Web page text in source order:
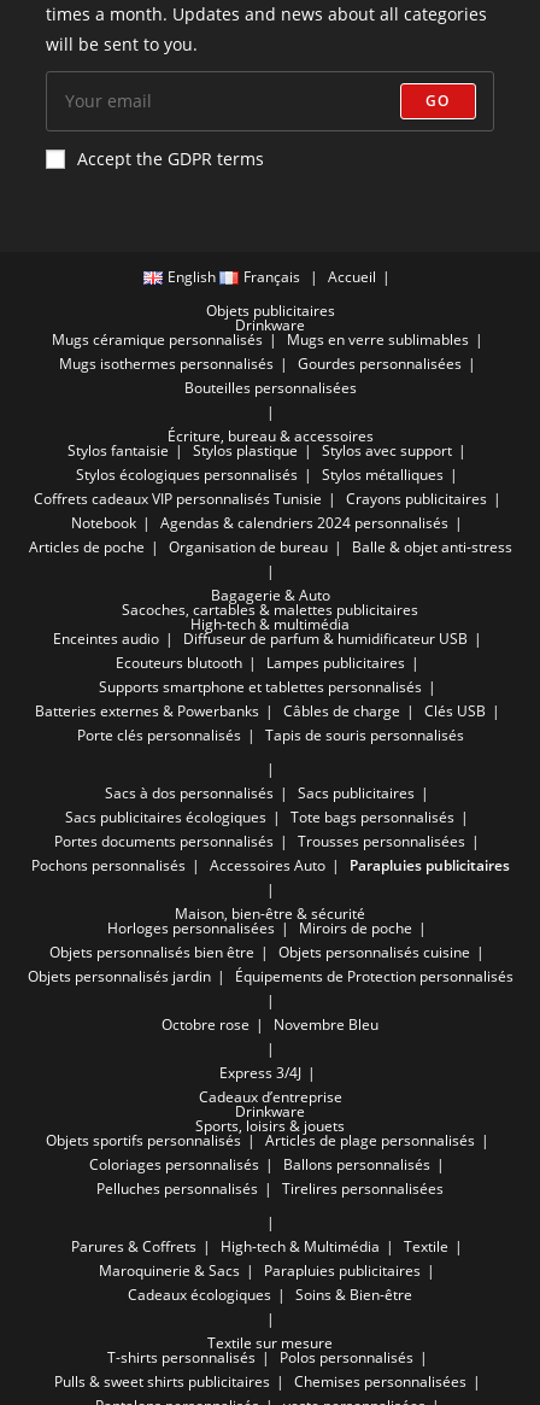
times a month. Updates and news about all categories
will be sent to you.
GO
Accept the GDPR terms
English Français
Accueil
Objets publicitaires
Drinkware
Mugs céramique personnalisés
Mugs en verre sublimables
Mugs isothermes personnalisés
Gourdes personnalisées
Bouteilles personnalisées
Écriture, bureau & accessoires
Stylos fantaisie Stylos plastique
Stylos avec support
Stylos écologiques personnalisés
Stylos métalliques
Coffrets cadeaux VIP personnalisés Tunisie
Crayons publicitaires
Notebook
Agendas & calendriers 2024 personnalisés
Articles de poche
Organisation de bureau Balle & objet anti-stress
Bagagerie & Auto
Sacoches, cartables & malettes publicitaires
High-tech & multimédia
Enceintes audio
Diffuseur de parfum & humidificateur USB
Ecouteurs blutooth
Lampes publicitaires
Supports smartphone et tablettes personnalisés
Batteries externes & Powerbanks
Câbles de charge
Clés USB
Porte clés personnalisés
Tapis de souris personnalisés
Sacs à dos personnalisés
Sacs publicitaires
Sacs publicitaires écologiques
Tote bags personnalisés
Portes documents personnalisés
Trousses personnalisées
Pochons personnalisés
Accessoires Auto Parapluies publicitaires
Maison, bien-être & sécurité
Horloges personnalisées
Miroirs de poche
Objets personnalisés bien être
Objets personnalisés cuisine
Objets personnalisés jardin
Équipements de Protection personnalisés
Octobre rose Novembre Bleu
Express 3/4J
Cadeaux d’entreprise
Drinkware
Sports, loisirs & jouets
Objets sportifs personnalisés
Articles de plage personnalisés
Coloriages personnalisés
Ballons personnalisés
Pelluches personnalisés
Tirelires personnalisées
Parures & Coffrets High-tech & Multimédia
Textile
Maroquinerie & Sacs
Parapluies publicitaires
Cadeaux écologiques
Soins & Bien-être
Textile sur mesure
T-shirts personnalisés
Polos personnalisés
Pulls & sweet shirts publicitaires
Chemises personnalisées